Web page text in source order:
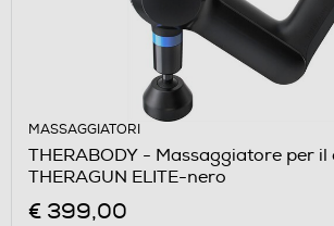
MASSAGGIATORI
THERABODY - Massaggiatore per il
THERAGUN ELITE-nero
€ 399,00